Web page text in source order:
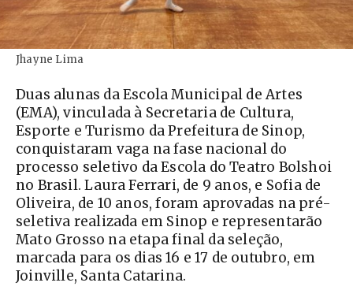
Jhayne Lima
Duas alunas da Escola Municipal de Artes
(EMA), vinculada à Secretaria de Cultura,
Esporte e Turismo da Prefeitura de Sinop,
conquistaram vaga na fase nacional do
processo seletivo da Escola do Teatro Bolshoi
no Brasil. Laura Ferrari, de 9 anos, e Sofia de
Oliveira, de 10 anos, foram aprovadas na pré-
seletiva realizada em Sinop e representarão
Mato Grosso na etapa final da seleção,
marcada para os dias 16 e 17 de outubro, em
Joinville, Santa Catarina.